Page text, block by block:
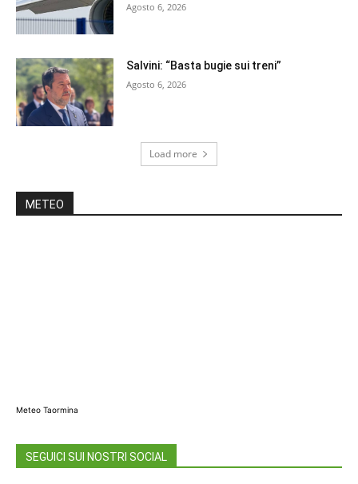
Agosto 6, 2026
Salvini: “Basta bugie sui treni”
Agosto 6, 2026
Load more
METEO
Meteo Taormina
SEGUICI SUI NOSTRI SOCIAL